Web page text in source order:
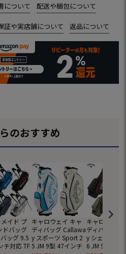
について 配送や梱包について
証や実店舗について 返品について
のおすすめ
イド プ
ドバッグ
ッグ 9.5
チ対応 TF
キャロウェイ キャ
ディバッグ Callawa
y スポーツ Sport 2
5 JM 9型 47インチ
キャロウェイ
ディバッグ
y シェブ スタ
6 JM 9.0型 47